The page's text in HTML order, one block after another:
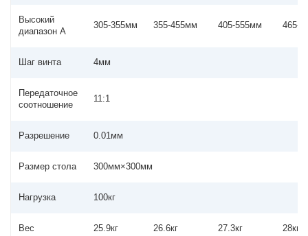
Высокий
диапазон A
305-355мм 355-455мм 405-555мм 465-
Шаг винта 4мм
Передаточное
соотношение
11:1
Разрешение 0.01мм
Размер стола 300мм×300мм
Нагрузка 100кг
Вес 25.9кг 26.6кг 27.3кг 28кг